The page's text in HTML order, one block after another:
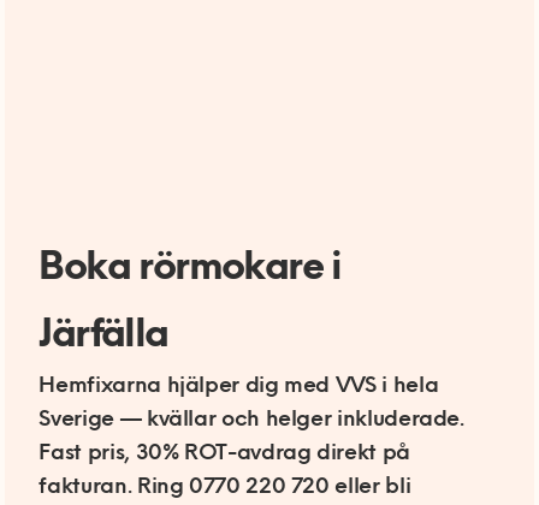
Boka rörmokare i
Järfälla
Hemfixarna hjälper dig med VVS i hela
Sverige — kvällar och helger inkluderade.
Fast pris, 30% ROT-avdrag direkt på
fakturan. Ring 0770 220 720 eller bli